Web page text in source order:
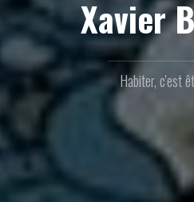
Xavier
Habiter, c'est